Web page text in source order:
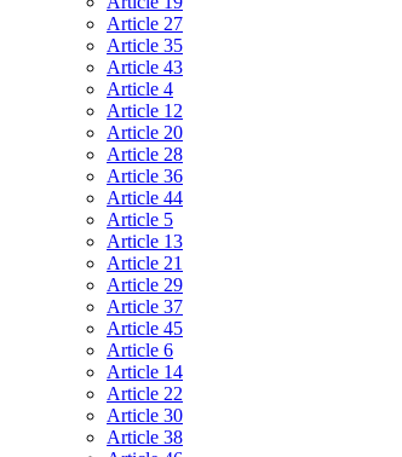
Article 27
Article 35
Article 43
Article 4
Article 12
Article 20
Article 28
Article 36
Article 44
Article 5
Article 13
Article 21
Article 29
Article 37
Article 45
Article 6
Article 14
Article 22
Article 30
Article 38